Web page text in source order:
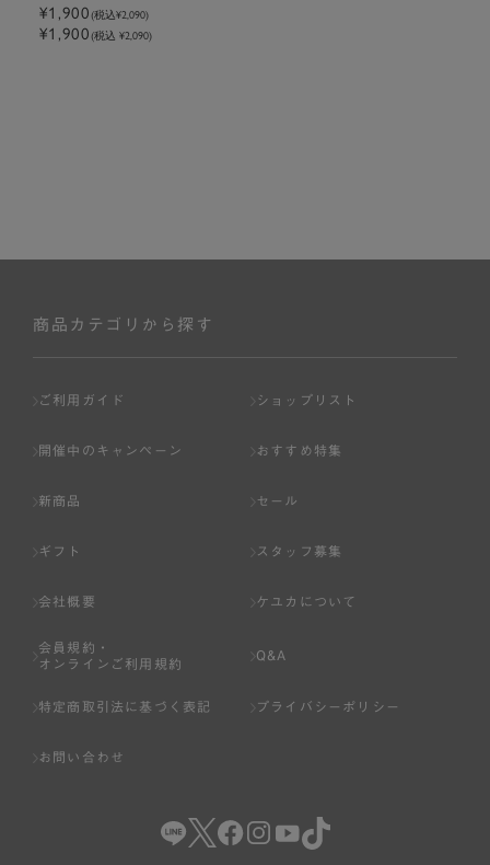
¥1,900(税込¥2,090)
¥1,900(税込 ¥2,090)
商品カテゴリから探す
ご利用ガイド ショップリスト
開催中のキャンペーン おすすめ特集
新商品 セール
ギフト スタッフ募集
会社概要 ケユカについて
会員規約・
オンラインご利用規約
Q&A
特定商取引法に基づく表記 プライバシーポリシー
お問い合わせ